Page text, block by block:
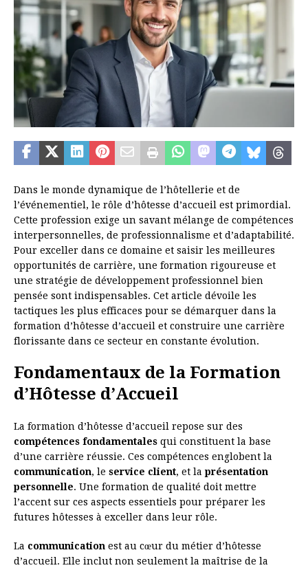
Dans le monde dynamique de l’hôtellerie et de
l’événementiel, le rôle d’hôtesse d’accueil est primordial.
Cette profession exige un savant mélange de compétences
interpersonnelles, de professionnalisme et d’adaptabilité.
Pour exceller dans ce domaine et saisir les meilleures
opportunités de carrière, une formation rigoureuse et
une stratégie de développement professionnel bien
pensée sont indispensables. Cet article dévoile les
tactiques les plus efficaces pour se démarquer dans la
formation d’hôtesse d’accueil et construire une carrière
florissante dans ce secteur en constante évolution.
Fondamentaux de la Formation
d’Hôtesse d’Accueil
La formation d’hôtesse d’accueil repose sur des
compétences fondamentales qui constituent la base
d’une carrière réussie. Ces compétences englobent la
communication, le service client, et la présentation
personnelle. Une formation de qualité doit mettre
l’accent sur ces aspects essentiels pour préparer les
futures hôtesses à exceller dans leur rôle.
La communication est au cœur du métier d’hôtesse
d’accueil. Elle inclut non seulement la maîtrise de la